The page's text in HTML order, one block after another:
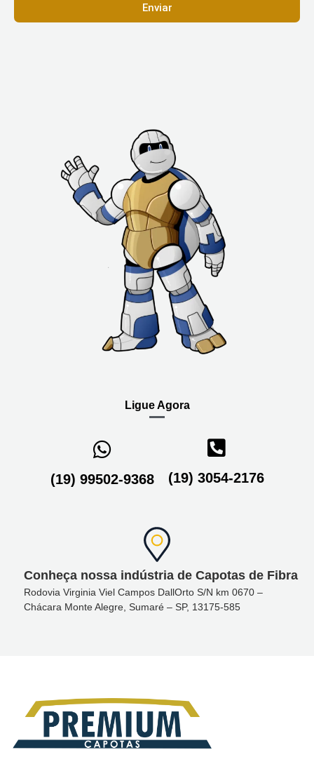
Enviar
Ligue Agora
(19) 99502-9368 (19) 3054-2176
Conheça nossa indústria de Capotas de Fibra
Rodovia Virginia Viel Campos DallOrto S/N km 0670 –
Chácara Monte Alegre, Sumaré – SP, 13175-585